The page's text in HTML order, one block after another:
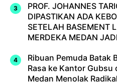
PROF. JOHANNES
DIPASTIKAN ADA
SETELAH BASEMENT
MERDEKA MEDAN JADI
Ribuan Pemuda Batak
Rasa ke Kantor Gubsu
Medan Menolak